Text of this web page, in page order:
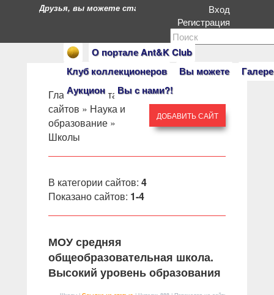
О портале Ant&K Club
Клуб коллекционеров
Вы можете
Аукцион
Вы с нами?!
Друзья, вы можете стать героями нашего портала.
Вход
Регистрация
Главная»Каталог
сайтов » Наука и
образование »
Школы
ДОБАВИТЬ САЙТ
В категории сайтов: 4
Показано сайтов: 1-4
МОУ средняя
общеобразовательная школа.
Высокий уровень образования